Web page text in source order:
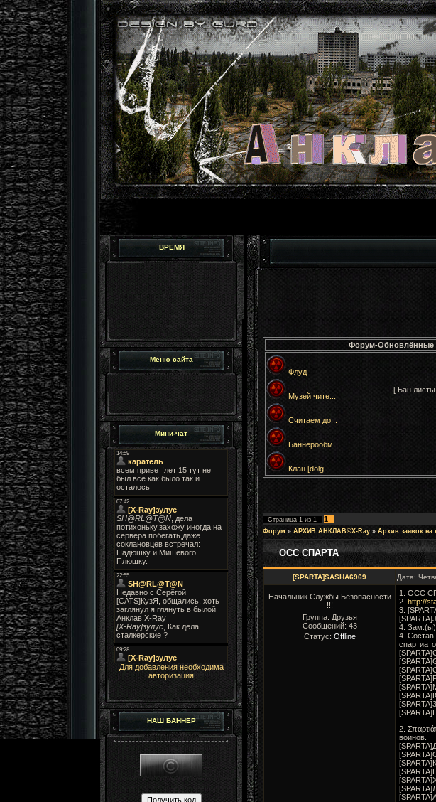
ВРЕМЯ
Меню сайта
Мини-чат
Для добавления необходима
авторизация
НАШ БАННЕР
Форум-Обновлённые
Флуд
Музей чите...
[ Бан
Считаем до...
Баннерообм...
Клан [dolg...
Страница 1 из 1 1
Форум » АРХИВ АНКЛАВ©X-Ray » Архив заявок на
ОСС СПАРТА
[SPARTA]SASHA6969 Дата:
Начальник Службы Безопасности
!!!
Группа: Друзья
Сообщений: 43
Статус: Offline
1. ОСС
2. http://
3.
4.
4. Состав
2.
воинов.